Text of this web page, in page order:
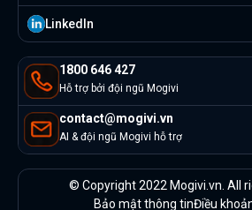
1800 646 427
Hỗ trợ bởi đội ngũ Mogivi
contact@mogivi.vn
AI & đội ngũ Mogivi hỗ trợ
Linkedln
© Copyright 2022 Mogivi.vn. All
Bảo mật thông tinĐiều